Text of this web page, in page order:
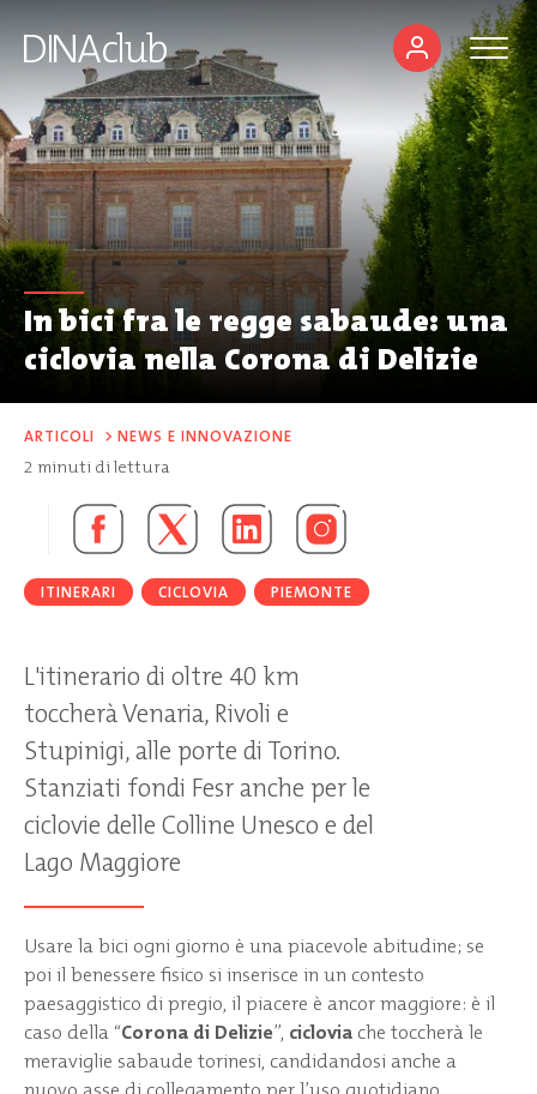
In bici fra le regge sabaude: una
ciclovia nella Corona di Delizie
ARTICOLI > NEWS E INNOVAZIONE
2 minuti di lettura
ITINERARI CICLOVIA PIEMONTE
L'itinerario di oltre 40 km
toccherà Venaria, Rivoli e
Stupinigi, alle porte di Torino.
Stanziati fondi Fesr anche per le
ciclovie delle Colline Unesco e del
Lago Maggiore
Usare la bici ogni giorno è una piacevole abitudine; se
poi il benessere fisico si inserisce in un contesto
paesaggistico di pregio, il piacere è ancor maggiore: è il
caso della “Corona di Delizie”, ciclovia che toccherà le
meraviglie sabaude torinesi, candidandosi anche a